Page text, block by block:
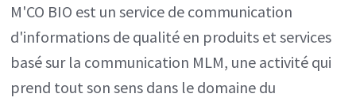
M'CO BIO est un service de communication
d'informations de qualité en produits et services
basé sur la communication MLM, une activité qui
prend tout son sens dans le domaine du